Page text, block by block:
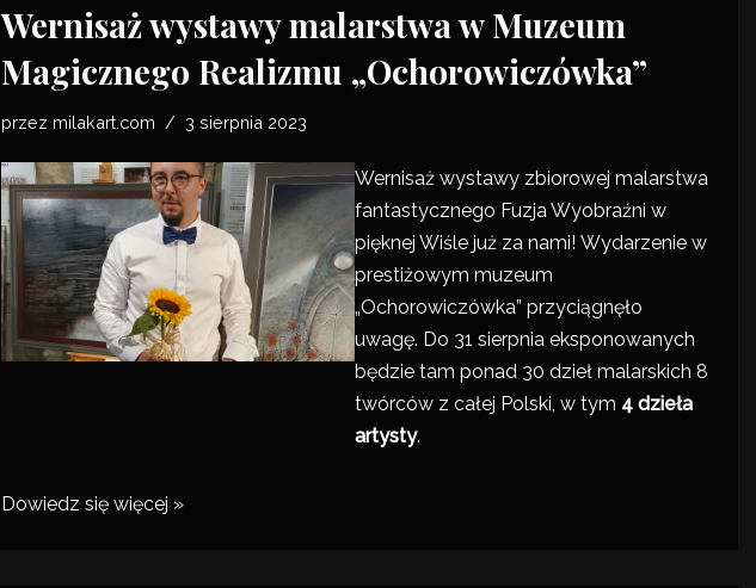
Wernisaż wystawy malarstwa w Muzeum
Magicznego Realizmu „Ochorowiczówka”
przez milakart.com 3 sierpnia 2023
Wernisaż wystawy zbiorowej malarstwa
fantastycznego Fuzja Wyobraźni w
pięknej Wiśle już za nami! Wydarzenie w
prestiżowym muzeum
„Ochorowiczówka” przyciągnęło
uwagę. Do 31 sierpnia eksponowanych
będzie tam ponad 30 dzieł malarskich 8
twórców z całej Polski, w tym 4 dzieła
artysty.
Dowiedz się więcej »